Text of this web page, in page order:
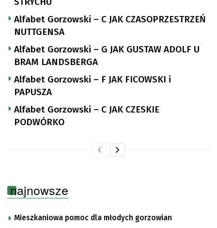
Alfabet Gorzowski – C JAK CZASOPRZESTRZEŃ
NUTTGENSA
Alfabet Gorzowski – G JAK GUSTAW ADOLF U
BRAM LANDSBERGA
Alfabet Gorzowski – F JAK FICOWSKI i
PAPUSZA
Alfabet Gorzowski – C JAK CZESKIE
PODWÓRKO
najnowsze
Mieszkaniowa pomoc dla młodych gorzowian